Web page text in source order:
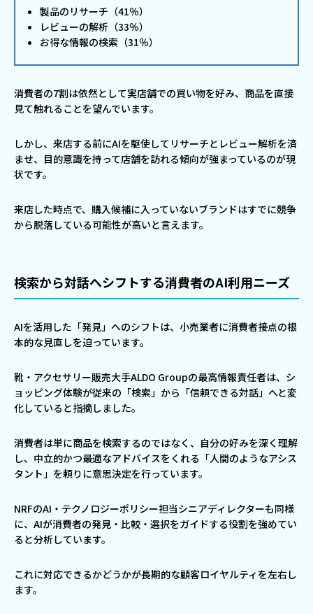
製品のリサーチ（41％）
レビューの解析（33％）
お得な情報の検索（31％）
消費者の7割は依然として実店舗での買い物を好み、商品を直接
見て触れることを望んでいます。
しかし、来店する前にAIを駆使してリサーチとレビュー解析を済
ませ、目的意識を持って店舗を訪れる傾向が強まっているのが現
状です。
来店した時点で、購入候補に入っていないブランドはすでに競争
から脱落している可能性が高いと言えます。
検索から対話へシフトする消費者のAI利用ニーズ
AIを活用した「発見」へのシフトは、小売業者に消費者接点の根
本的な見直しを迫っています。
靴・アクセサリー販売大手ALDO Groupの最高情報責任者は、シ
ョッピング体験が従来の「検索」から「信頼できる対話」へと変
化していると指摘しました。
消費者は単に商品を検索するのではなく、自分の好みを深く理解
し、中立的かつ最適なアドバイスをくれる「人間のようなアシス
タント」を頼りに意思決定を行っています。
NRFのAI・テクノロジーポリシー担当シニアディレクターも同様
に、AIが消費者の発見・比較・選択をガイドする役割を強めてい
ると分析しています。
これに対応できるかどうかが長期的な顧客ロイヤルティを左右し
ます。